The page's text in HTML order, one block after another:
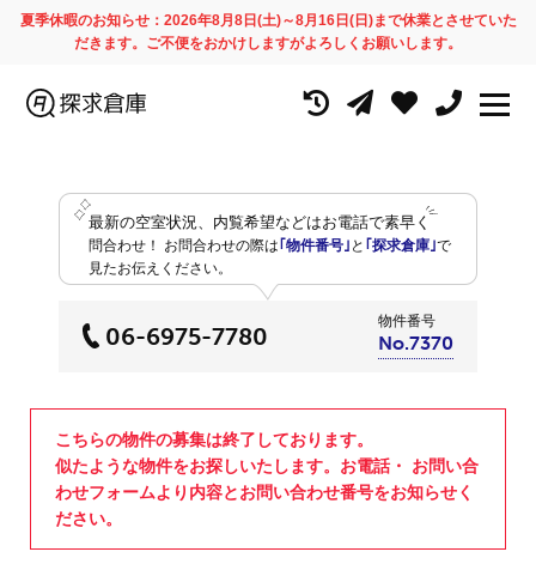
夏季休暇のお知らせ：2026年8月8日(土)～8月16日(日)まで休業とさせていた
だきます。ご不便をおかけしますがよろしくお願いします。
最新の空室状況、内覧希望などはお電話で素早く
問合わせ！ お問合わせの際は ｢物件番号｣ と ｢探求倉庫｣で
見たお伝えください。
06-6975-7780
物件番号
No.7370
こちらの物件の募集は終了しております。
似たような物件をお探しいたします。お電話・ お問い合
わせフォームより内容とお問い合わせ番号をお知らせく
ださい。